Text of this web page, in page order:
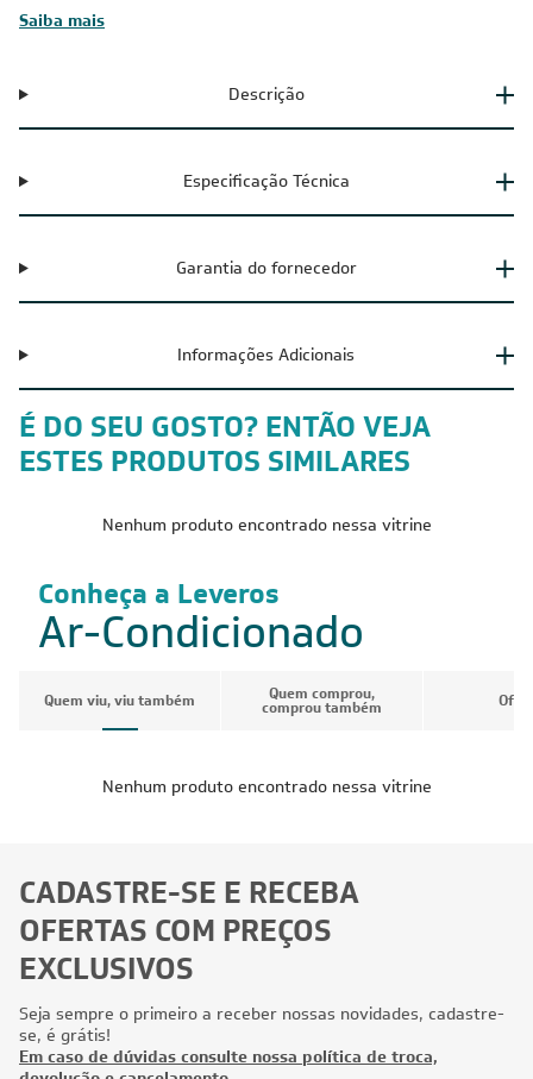
Saiba mais
Descrição
Especificação Técnica
Garantia do fornecedor
Informações Adicionais
É DO SEU GOSTO? ENTÃO VEJA
ESTES PRODUTOS SIMILARES
Nenhum produto encontrado nessa vitrine
Conheça a Leveros
Ar-Condicionado
Quem viu, viu também Quem comprou,
comprou também
Nenhum produto encontrado nessa vitrine
CADASTRE-SE E RECEBA
OFERTAS COM PREÇOS
EXCLUSIVOS
Seja sempre o primeiro a receber nossas novidades, cadastre-
se, é grátis!
Em caso de dúvidas consulte nossa política de troca,